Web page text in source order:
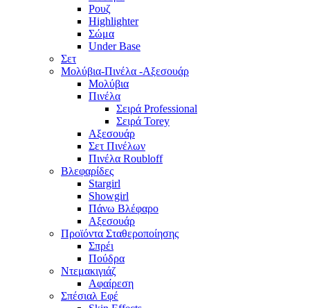
Ρουζ
Highlighter
Σώμα
Under Base
Σετ
Μολύβια-Πινέλα -Αξεσουάρ
Μολύβια
Πινέλα
Σειρά Professional
Σειρά Torey
Αξεσουάρ
Σετ Πινέλων
Πινέλα Roubloff
Βλεφαρίδες
Stargirl
Showgirl
Πάνω Βλέφαρο
Αξεσουάρ
Προϊόντα Σταθεροποίησης
Σπρέι
Πούδρα
Ντεμακιγιάζ
Αφαίρεση
Σπέσιαλ Εφέ